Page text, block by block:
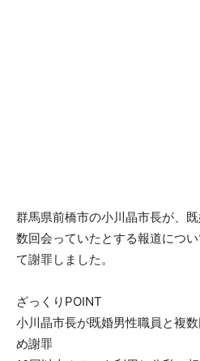
群馬県前橋市の小川晶市長が、
数回会っていたとする報道につ
て謝罪しました。
ざっくりPOINT
小川晶市長が既婚男性職員と複
め謝罪